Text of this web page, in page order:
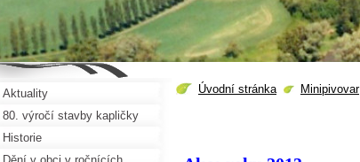
Úvodní stránka Minipivovar
Aktuality
80. výročí stavby kapličky
Historie